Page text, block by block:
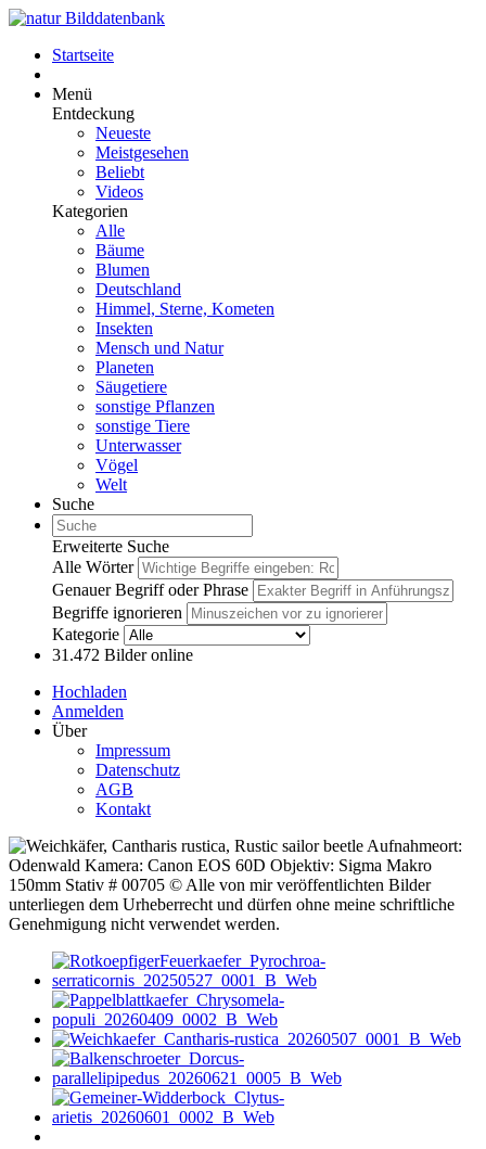
Startseite
Menü
Entdeckung
Neueste
Meistgesehen
Beliebt
Videos
Kategorien
Alle
Bäume
Blumen
Deutschland
Himmel, Sterne, Kometen
Insekten
Mensch und Natur
Planeten
Säugetiere
sonstige Pflanzen
sonstige Tiere
Unterwasser
Vögel
Welt
Suche
Erweiterte Suche
Alle Wörter
Genauer Begriff oder Phrase
Begriffe ignorieren
Kategorie
31.472 Bilder online
Hochladen
Anmelden
Über
Impressum
Datenschutz
AGB
Kontakt